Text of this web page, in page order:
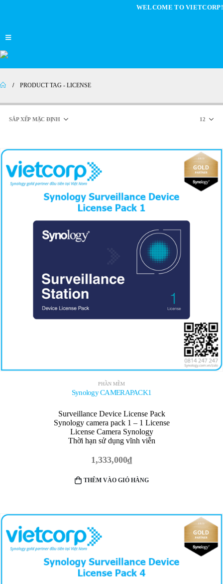
WELCOME TO VIETCORP!
PRODUCT TAG - LICENSE
PHẦN MỀM
Synology CAMERAPACK1
Surveillance Device License Pack
Synology camera pack 1 – 1 License
License Camera Synology
Thời hạn sử dụng vĩnh viễn
1,333,000₫
THÊM VÀO GIỎ HÀNG